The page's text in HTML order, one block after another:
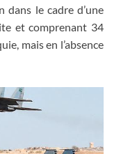
le cadre d’une
et comprenant 34
mais en l’absence